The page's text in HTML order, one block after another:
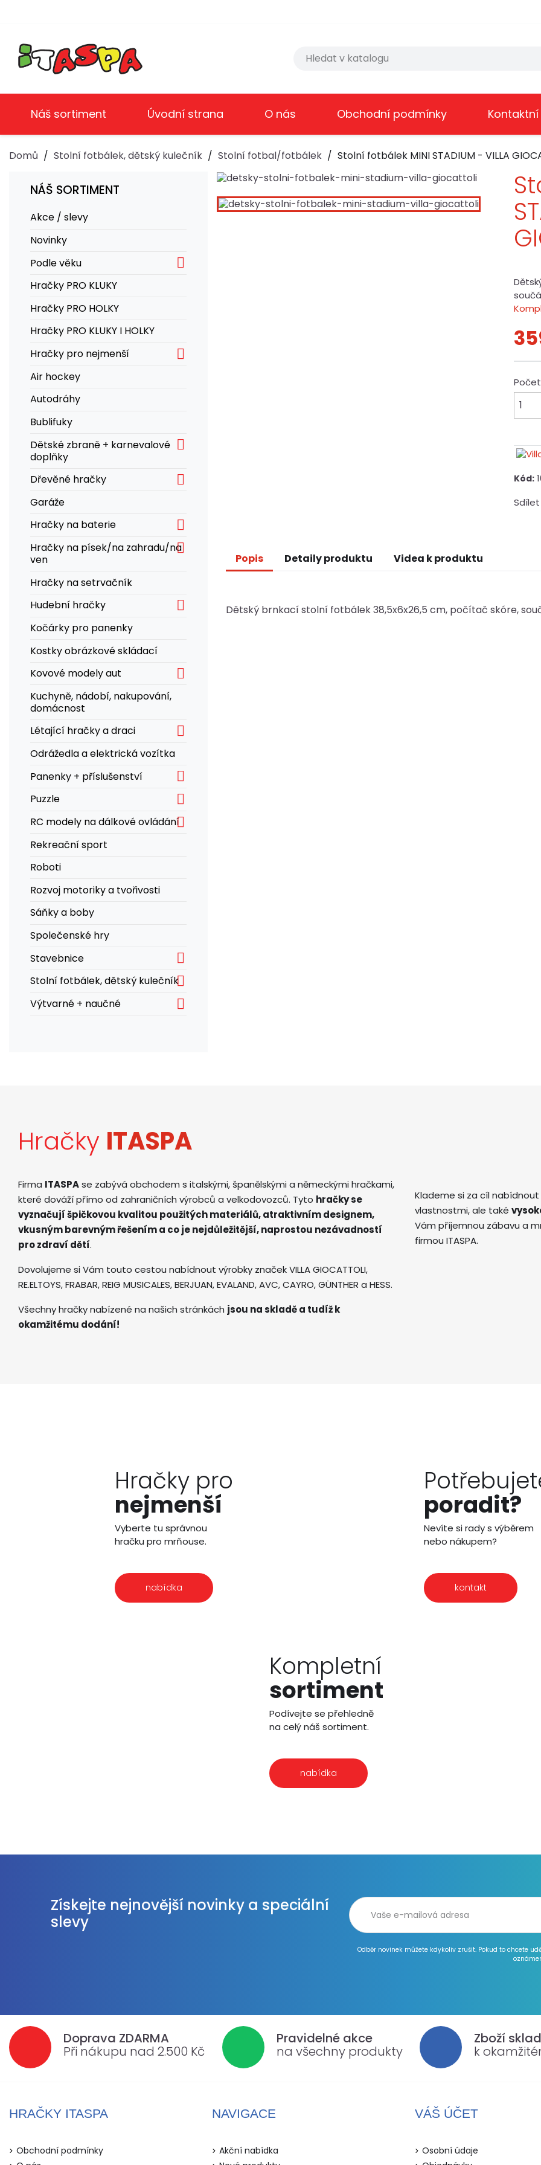
Náš sortiment Úvodní strana O nás Obchodní podmínky
Domů Stolní fotbálek, dětský kulečník Stolní fotbal/fotbálek Stolní fotbálek MINI STADIUM - VILLA
NÁŠ SORTIMENT
Akce / slevy
Novinky
Podle věku

Hračky PRO KLUKY
Hračky PRO HOLKY
Hračky PRO KLUKY I HOLKY
Hračky pro nejmenší

Air hockey
Autodráhy
Bublifuky
Dětské zbraně + karnevalové
doplňky

Dřevěné hračky 
Garáže
Hračky na baterie

Hračky na písek/na zahradu/na
ven

Hračky na setrvačník
Hudební hračky

Kočárky pro panenky
Kostky obrázkové skládací
Kovové modely aut

Kuchyně, nádobí, nakupování,
domácnost
Létající hračky a draci

Odrážedla a elektrická vozítka
Panenky + příslušenství

Puzzle 
RC modely na dálkové ovládání
Rekreační sport
Roboti
Rozvoj motoriky a tvořivosti
Sáňky a boby
Společenské hry
Stavebnice

Stolní fotbálek, dětský kulečník
Výtvarné + naučné 
Počet
Kód:
Sdílet
Popis Detaily produktu Videa k produktu
Dětský brnkací stolní fotbálek 38,5x6x26,5 cm, počítač skóre,
Hračky ITASPA
Firma ITASPAse zabývá obchodem s italskými, španělskými a německými hračkami,
které dováží přímo od zahraničních výrobců a velkodovozců. Tyto hračky se
vyznačují špičkovou kvalitou použitých materiálů, atraktivním designem,
vkusným barevným řešením a co je nejdůležitější, naprostou nezávadností
pro zdraví dětí.
Dovolujeme si Vám touto cestou nabídnout výrobky značek VILLA GIOCATTOLI,
RE.ELTOYS, FRABAR, REIG MUSICALES, BERJUAN, EVALAND, AVC, CAYRO, GÜNTHER a HESS.
Všechny hračky nabízené na našich stránkách jsou na skladě a tudíž k
okamžitému dodání!
Klademe si za cíl
vlastnostmi, ale také
Vám příjemnou zábavu a
firmou ITASPA.
Hračky pro
nejmenší
Vyberte tu správnou
hračku pro mrňouse.
nabídka
poradit?
Nevíte si rady s výběrem
nebo nákupem?
kontakt
Kompletní
sortiment
Podívejte se přehledně
na celý náš sortiment.
nabídka
Získejte nejnovější novinky a speciální
slevy
Odběr novinek můžete kdykoliv zrušit. Pokud to chcete
Doprava ZDARMA
Při nákupu nad 2.500 Kč
Pravidelné akce
na všechny produkty
Zboží
k
HRAČKY ITASPA
Obchodní podmínky
NAVIGACE
Akční nabídka
VÁŠ ÚČET
Osobní údaje